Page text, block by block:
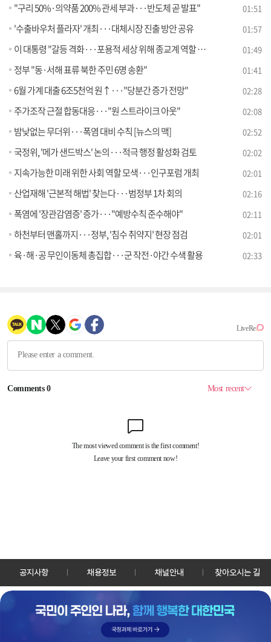
"구리 50%·의약품 200% 관세 부과···반도체 곧 발표" 01:51
'수출바우처 플라자' 개최···대체시장 진출 방안 공유 01:57
이 대통령 "갈등 격화···포용적 세상 위해 종교계 역할 중요" 01:49
정부 "동·서해 표류 북한 주민 6명 송환" 01:41
6월 가계 대출 6조5천억 원↑···"당분간 증가 전망" 02:28
주가조작 근절 합동대응···"원 스트라이크 아웃" 02:08
밤낮없는 무더위···폭염 대비 수칙 [뉴스의 맥] 02:52
국정위, '메가 샌드박스' 논의···적극 행정 활성화 검토 02:02
지속가능한 미래 위한 사회 역할 모색···인구포럼 개최 02:01
산업재해 '근본적 해법' 찾는다···범정부 1차 회의 02:16
폭염에 '장관감염증' 증가···"예방수칙 준수해야" 02:11
하천부터 맨홀까지···정부, '침수 취약지' 현장 점검 02:01
육·해·공 무인이동체 총집합···군 작전·야간 수색 활용 02:33
공지사항 채용정보 채널안내 찾아오시는 길
30128 세종특별자치시 정부2청사로 13 한국정책방송원 KTV
TEL: 044-204-8000
Copyrightⓒ KTV 국민방송 All Rights Reserved.